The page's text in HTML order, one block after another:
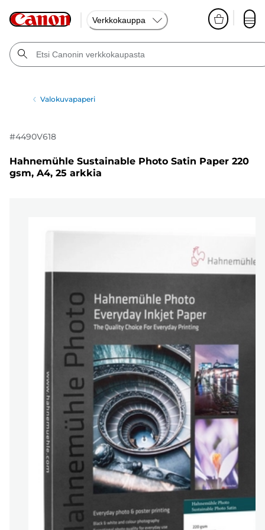
Verkkokauppa
Valokuvapaperi
#4490V618
Hahnemühle Sustainable Photo Satin Paper 220
gsm, A4, 25 arkkia